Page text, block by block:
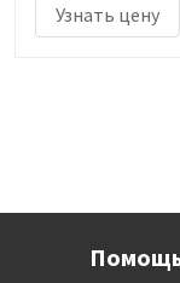
Узнать цену